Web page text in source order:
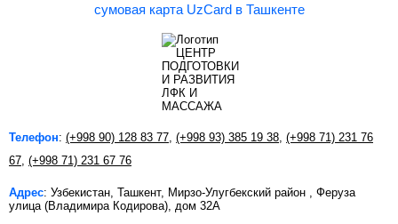
сумовая карта UzCard в Ташкенте
Телефон: (+998 90) 128 83 77 (+998 93) 385 19 38 (+998 71) 231 76
67 (+998 71) 231 67 76
Адрес: Узбекистан, Ташкент, Мирзо-Улугбекский район , Феруза
улица (Владимира Кодирова), дом 32А